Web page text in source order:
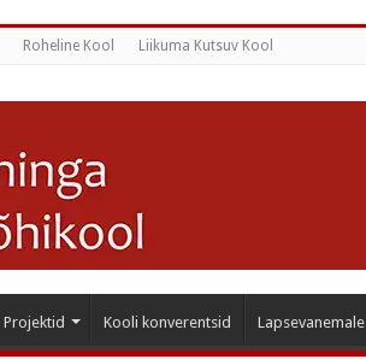
Roheline Kool Liikuma Kutsuv Kool
Projektid Kooli konverentsid Lapsevanemale